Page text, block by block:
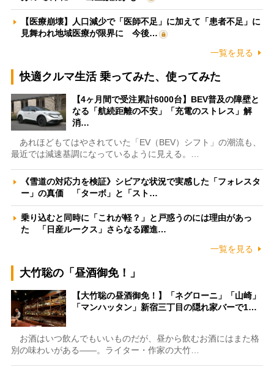
【医療崩壊】人口減少で「医師不足」に加えて「患者不足」に
見舞われ地域医療が限界に 今後…
一覧を見る
快適クルマ生活 乗ってみた、使ってみた
【4ヶ月間で受注累計6000台】BEV普及の障壁と
なる「航続距離の不安」「充電のストレス」解
消…
あれほどもてはやされていた「EV（BEV）シフト」の潮流も、
最近では減速基調になっているように見える。…
《雪道の対応力を検証》シビアな状況で実感した「フォレスタ
ー」の真価 「ターボ」と「スト…
乗り込むと同時に「これが軽？」と戸惑うのには理由があっ
た 「日産ルークス」さらなる躍進…
一覧を見る
大竹聡の「昼酒御免！」
【大竹聡の昼酒御免！】「ネグローニ」「山崎」
「マンハッタン」新宿三丁目の隠れ家バーで1…
お酒はいつ飲んでもいいものだが、昼から飲むお酒にはまた格
別の味わいがある――。ライター・作家の大竹…